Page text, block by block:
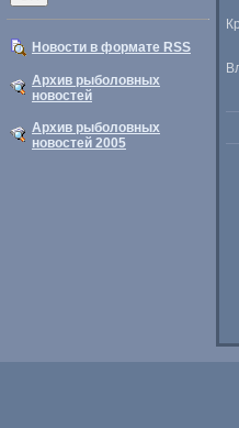
Новости в формате RSS
Архив рыболовных
новостей
Архив рыболовных
новостей 2005